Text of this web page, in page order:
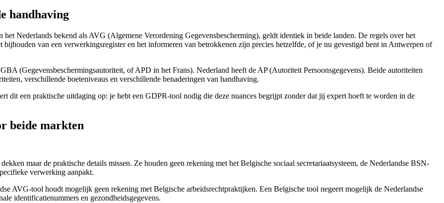
handhaving
Nederlands bekend als AVG (Algemene Verordening Gegevensbescherming), geldt identiek in beide landen. De regels over het
van een verwerkingsregister en het informeren van betrokkenen zijn precies hetzelfde, of je nu gevestigd bent in Antwerpen of
(Gegevensbeschermingsautoriteit, of APD in het Frans). Nederland heeft de AP (Autoriteit Persoonsgegevens). Beide autoriteiten
verschillende boeteniveaus en verschillende benaderingen van handhaving.
dit een praktische uitdaging op: je hebt een GDPR-tool nodig die deze nuances begrijpt zonder dat jij expert hoeft te worden in de
beide markten
maar de praktische details missen. Ze houden geen rekening met het Belgische sociaal secretariaatsysteem, de Nederlandse BSN-
verwerking aanpakt.
AVG-tool houdt mogelijk geen rekening met Belgische arbeidsrechtpraktijken. Een Belgische tool negeert mogelijk de Nederlandse
identificatienummers en gezondheidsgegevens.